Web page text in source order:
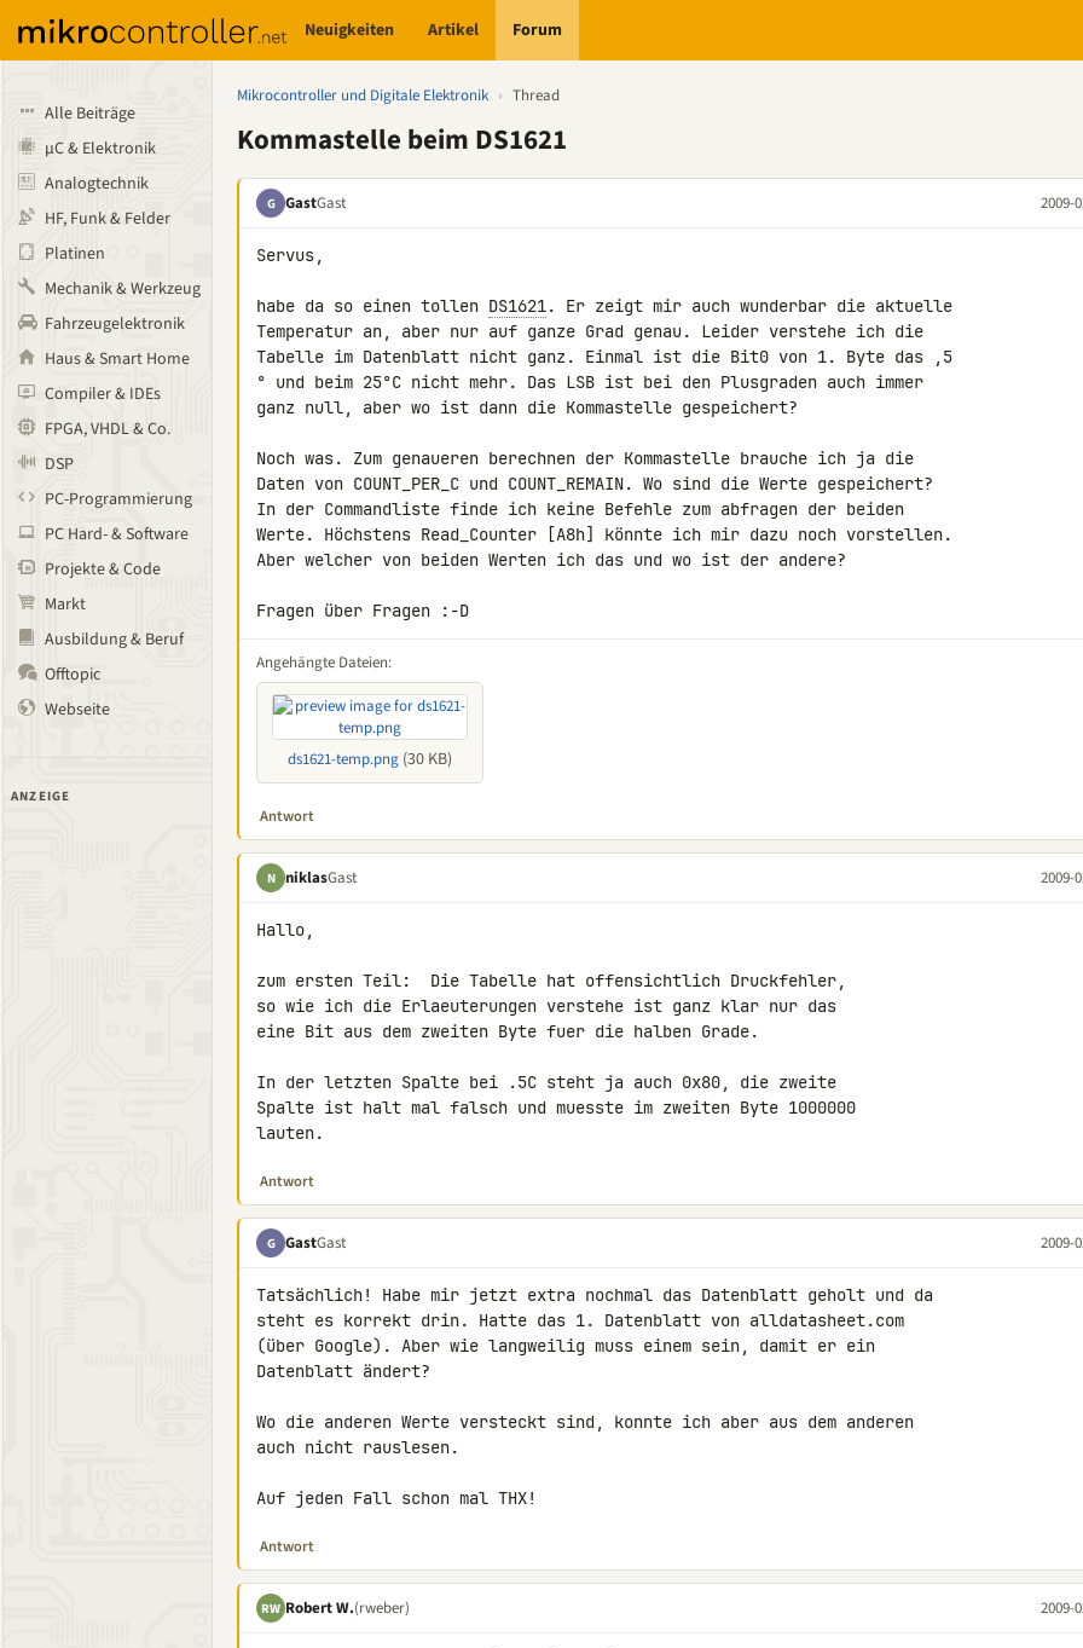
Neuigkeiten Artikel Forum
Alle Beiträge
µC & Elektronik
Analogtechnik
HF, Funk & Felder
Platinen
Mechanik & Werkzeug
Fahrzeugelektronik
Haus & Smart Home
Compiler & IDEs
FPGA, VHDL & Co.
DSP
PC-Programmierung
PC Hard- & Software
Projekte & Code
Markt
Ausbildung & Beruf
Offtopic
Webseite
ANZEIGE
Mikrocontroller und Digitale Elektronik › Thread
Kommastelle beim DS1621
G GastGast 2009-
Servus,
habe da so einen tollen DS1621. Er zeigt mir auch wunderbar die aktuelle
Temperatur an, aber nur auf ganze Grad genau. Leider verstehe ich die
Tabelle im Datenblatt nicht ganz. Einmal ist die Bit0 von 1. Byte das ,5
° und beim 25°C nicht mehr. Das LSB ist bei den Plusgraden auch immer
ganz null, aber wo ist dann die Kommastelle gespeichert?
Noch was. Zum genaueren berechnen der Kommastelle brauche ich ja die
Daten von COUNT_PER_C und COUNT_REMAIN. Wo sind die Werte gespeichert?
In der Commandliste finde ich keine Befehle zum abfragen der beiden
Werte. Höchstens Read_Counter [A8h] könnte ich mir dazu noch vorstellen.
Aber welcher von beiden Werten ich das und wo ist der andere?
Fragen über Fragen :-D
Angehängte Dateien:
ds1621-temp.png (30 KB)
Antwort
N niklasGast 2009-
Hallo,
zum ersten Teil:  Die Tabelle hat offensichtlich Druckfehler,
so wie ich die Erlaeuterungen verstehe ist ganz klar nur das
eine Bit aus dem zweiten Byte fuer die halben Grade.
In der letzten Spalte bei .5C steht ja auch 0x80, die zweite
Spalte ist halt mal falsch und muesste im zweiten Byte 1000000
lauten.
Antwort
G GastGast 2009-
Tatsächlich! Habe mir jetzt extra nochmal das Datenblatt geholt und da
steht es korrekt drin. Hatte das 1. Datenblatt von alldatasheet.com
(über Google). Aber wie langweilig muss einem sein, damit er ein
Datenblatt ändert?
Wo die anderen Werte versteckt sind, konnte ich aber aus dem anderen
auch nicht rauslesen.
Auf jeden Fall schon mal THX!
Antwort
RW Robert W.(rweber) 2009-